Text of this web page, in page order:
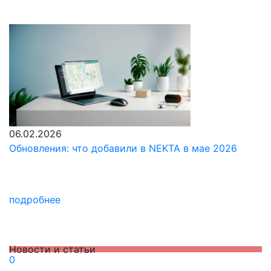
06.02.2026
Обновления: что добавили в NEKTA в мае 2026
подробнее
Новости и статьи
0